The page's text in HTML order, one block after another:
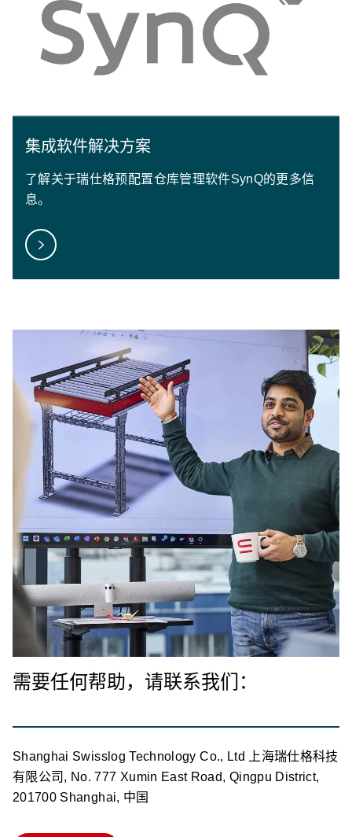
集成软件解决方案
了解关于瑞仕格预配置仓库管理软件SynQ的更多信
息。
需要任何帮助，请联系我们：
Shanghai Swisslog Technology Co., Ltd 上海瑞仕格科技
有限公司, No. 777 Xumin East Road, Qingpu District,
201700 Shanghai, 中国